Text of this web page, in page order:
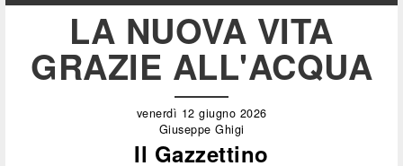
LA NUOVA VITA
GRAZIE ALL'ACQUA
venerdì 12 giugno 2026
Giuseppe Ghigi
Il Gazzettino